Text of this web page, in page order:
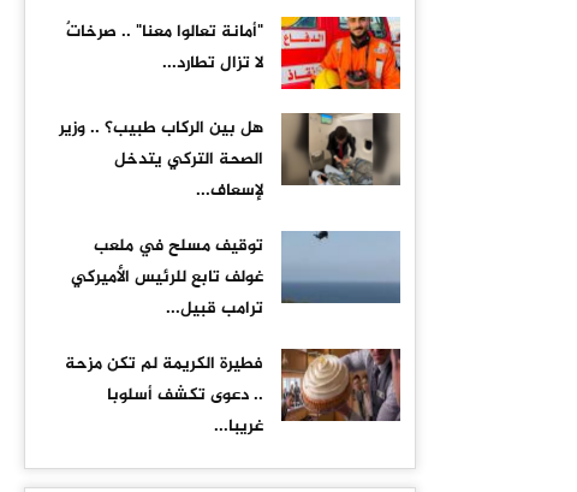
"أمانة تعالوا معنا" .. صرخاتٌ
لا تزال تطارد...
هل بين الركاب طبيب؟ .. وزير
الصحة التركي يتدخل
لإسعاف...
توقيف مسلح في ملعب
غولف تابع للرئيس الأميركي
ترامب قبيل...
فطيرة الكريمة لم تكن مزحة
.. دعوى تكشف أسلوبا
غريبا...